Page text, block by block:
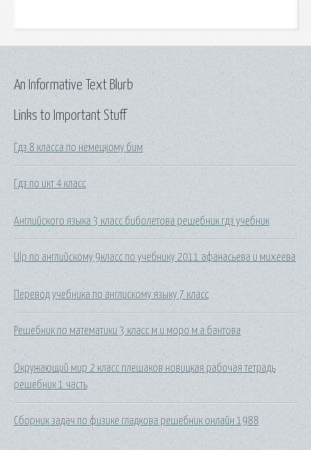
Links to Important Stuff
Гдз 8 класса по немецкому бим
Гдз по икт 4 класс
Английского языка 3 класс биболетова решебник гдз учебник
Ulp по английскому 9класс по учебнику 2011 афанасьева и михеева
Перевод учебника по англискому языку 7 класс
Решебник по математики 3 класс м.и.моро м.а.бантова
Окружающий мир 2 класс плешаков новицкая рабочая тетрадь
решебник 1 часть
Сборник задач по физике гладкова решебник онлайн 1988
An Informative Text Blurb